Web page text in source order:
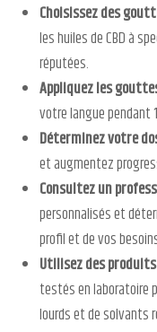
Choisissez des
les huiles de CBD à
réputées.
Appliquez les
votre langue pendant
Déterminez votre
et augmentez
Consultez un
personnalisés et
profil et de vos
Utilisez des
testés en laboratoire
lourds et de solvants